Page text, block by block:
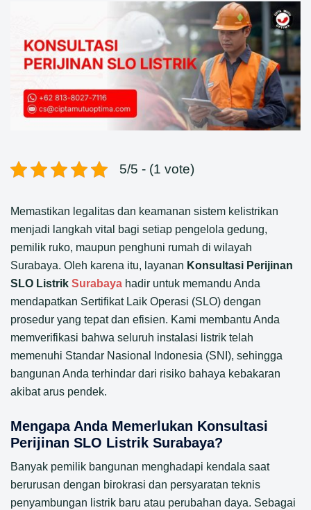
5/5 - (1 vote)
Memastikan legalitas dan keamanan sistem kelistrikan
menjadi langkah vital bagi setiap pengelola gedung,
pemilik ruko, maupun penghuni rumah di wilayah
Surabaya. Oleh karena itu, layanan Konsultasi Perijinan
SLO Listrik Surabaya hadir untuk memandu Anda
mendapatkan Sertifikat Laik Operasi (SLO) dengan
prosedur yang tepat dan efisien. Kami membantu Anda
memverifikasi bahwa seluruh instalasi listrik telah
memenuhi Standar Nasional Indonesia (SNI), sehingga
bangunan Anda terhindar dari risiko bahaya kebakaran
akibat arus pendek.
Mengapa Anda Memerlukan Konsultasi
Perijinan SLO Listrik Surabaya?
Banyak pemilik bangunan menghadapi kendala saat
berurusan dengan birokrasi dan persyaratan teknis
penyambungan listrik baru atau perubahan daya. Sebagai